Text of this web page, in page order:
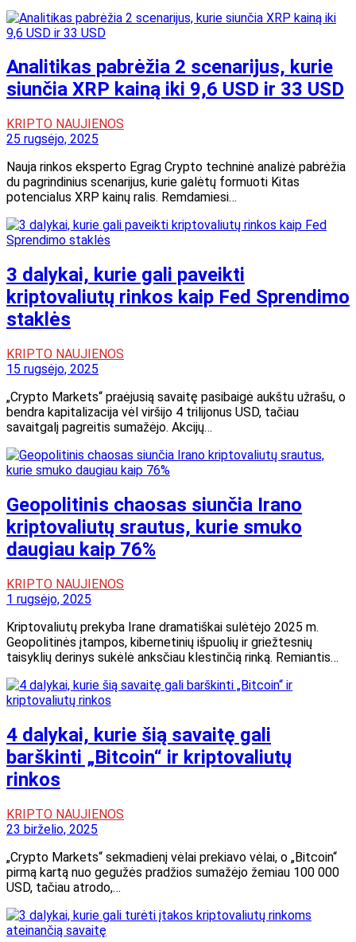
Analitikas pabrėžia 2 scenarijus, kurie
siunčia XRP kainą iki 9,6 USD ir 33 USD
KRIPTO NAUJIENOS
25 rugsėjo, 2025
Nauja rinkos eksperto Egrag Crypto techninė analizė pabrėžia
du pagrindinius scenarijus, kurie galėtų formuoti Kitas
potencialus XRP kainų ralis. Remdamiesi…
3 dalykai, kurie gali paveikti
kriptovaliutų rinkos kaip Fed Sprendimo
staklės
KRIPTO NAUJIENOS
15 rugsėjo, 2025
„Crypto Markets“ praėjusią savaitę pasibaigė aukštu užrašu, o
bendra kapitalizacija vėl viršijo 4 trilijonus USD, tačiau
savaitgalį pagreitis sumažėjo. Akcijų…
Geopolitinis chaosas siunčia Irano
kriptovaliutų srautus, kurie smuko
daugiau kaip 76%
KRIPTO NAUJIENOS
1 rugsėjo, 2025
Kriptovaliutų prekyba Irane dramatiškai sulėtėjo 2025 m.
Geopolitinės įtampos, kibernetinių išpuolių ir griežtesnių
taisyklių derinys sukėlė anksčiau klestinčią rinką. Remiantis…
4 dalykai, kurie šią savaitę gali
barškinti „Bitcoin“ ir kriptovaliutų
rinkos
KRIPTO NAUJIENOS
23 birželio, 2025
„Crypto Markets“ sekmadienį vėlai prekiavo vėlai, o „Bitcoin“
pirmą kartą nuo gegužės pradžios sumažėjo žemiau 100 000
USD, tačiau atrodo,…